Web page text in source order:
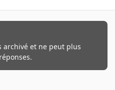
archivé et ne peut plus